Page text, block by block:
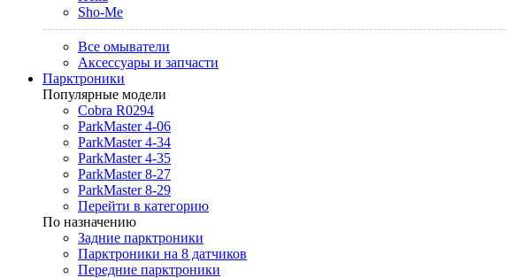
Sho-Me
Все омыватели
Аксессуары и запчасти
Парктроники
Популярные модели
Cobra R0294
ParkMaster 4-06
ParkMaster 4-34
ParkMaster 4-35
ParkMaster 8-27
ParkMaster 8-29
Перейти в категорию
По назначению
Задние парктроники
Парктроники на 8 датчиков
Передние парктроники